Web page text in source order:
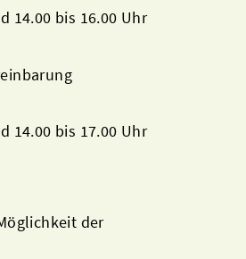
14.00 bis 16.00 Uhr
14.00 bis 17.00 Uhr
der